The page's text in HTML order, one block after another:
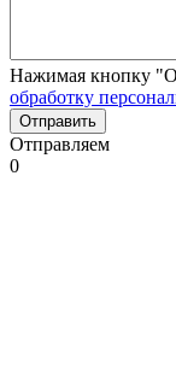
Нажимая кнопку
обработку
Отправляем
0